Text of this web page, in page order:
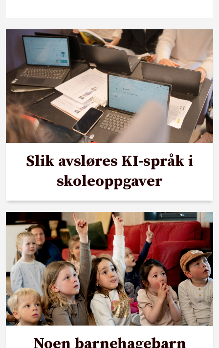
Slik avsløres KI-språk i
skoleoppgaver
Noen barnehagebarn